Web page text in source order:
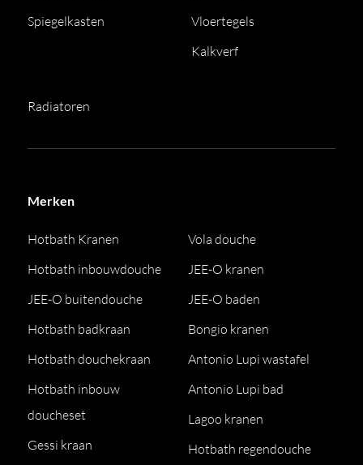
Spiegelkasten
Vloertegels
Kalkverf
Radiatoren
Merken
Hotbath Kranen
Hotbath inbouwdouche
JEE-O buitendouche
Hotbath badkraan
Hotbath douchekraan
Hotbath inbouw
doucheset
Gessi kraan
Vola douche
JEE-O kranen
JEE-O baden
Bongio kranen
Antonio Lupi wastafel
Antonio Lupi bad
Lagoo kranen
Hotbath regendouche